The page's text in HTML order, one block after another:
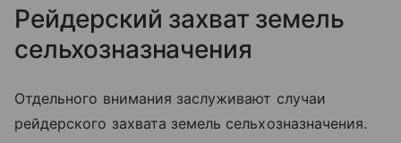
Рейдерский захват земель
сельхозназначения
Отдельного внимания заслуживают случаи
рейдерского захвата земель сельхозназначения.